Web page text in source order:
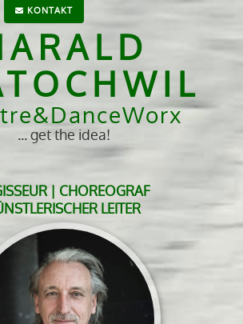
KONTAKT
... get the idea!
| CHOREOGRAF
LEITER